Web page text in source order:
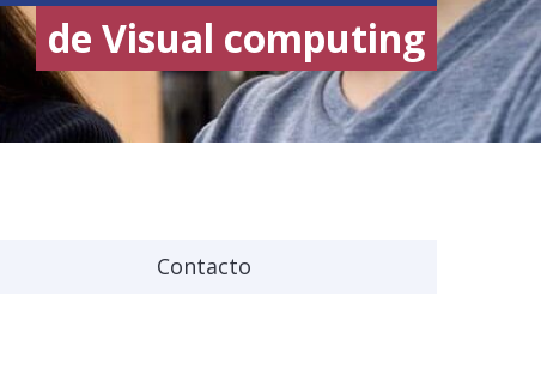
de Visual computing
Contacto